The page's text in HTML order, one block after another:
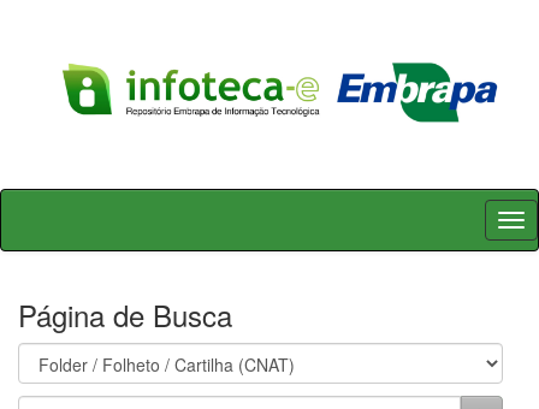
Skip
Página de Busca